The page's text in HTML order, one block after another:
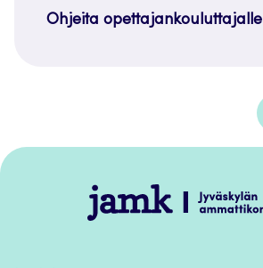
Ohjeita opettajankouluttajalle
Jamk
–